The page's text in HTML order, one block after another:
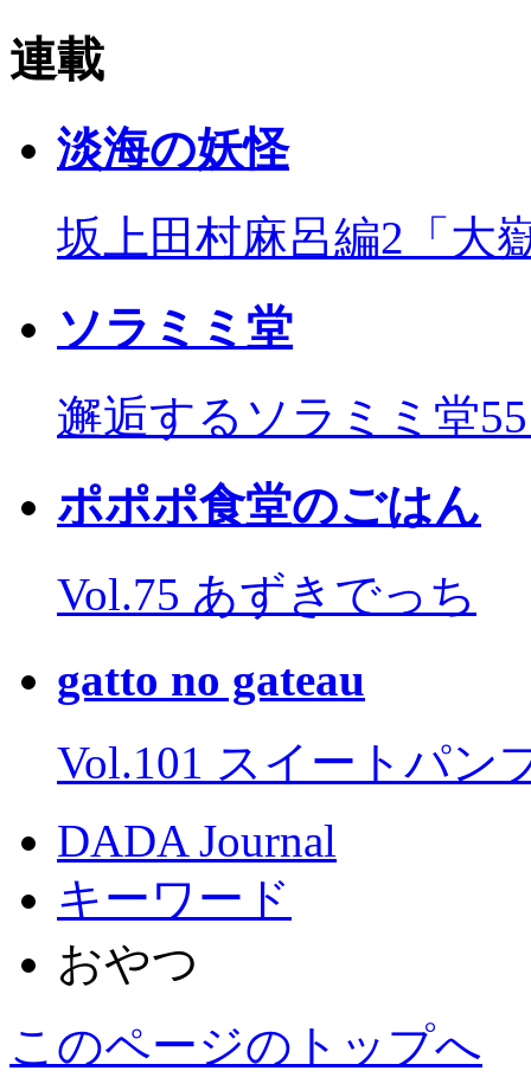
連載
淡海の妖怪
坂上田村麻呂編2「大
ソラミミ堂
邂逅するソラミミ堂
ポポポ食堂のごはん
Vol.75 あずきでっち
gatto no gateau
Vol.101 スイートパン
DADA Journal
キーワード
おやつ
このページのトップへ